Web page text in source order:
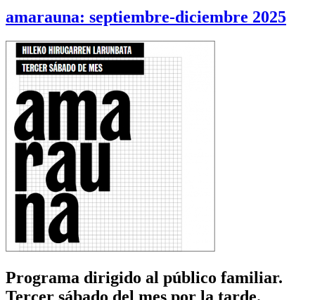
amarauna: septiembre-diciembre 2025
Programa dirigido al público familiar.